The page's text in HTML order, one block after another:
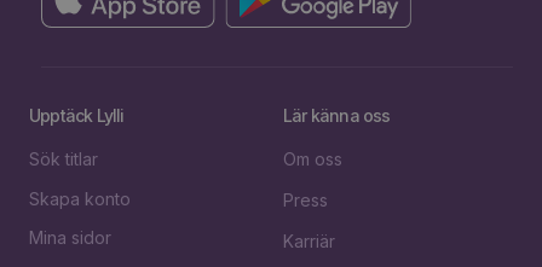
Upptäck Lylli
Sök titlar
Skapa konto
Mina sidor
Lär känna oss
Om oss
Press
Karriär